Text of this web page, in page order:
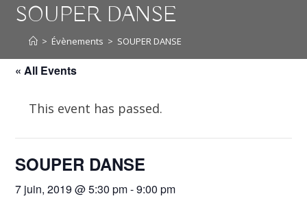
SOUPER DANSE
> Évènements > SOUPER DANSE
« All Events
This event has passed.
SOUPER DANSE
7 juin, 2019 @ 5:30 pm-9:00 pm